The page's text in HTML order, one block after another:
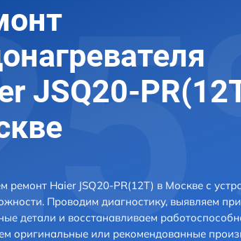
JSQ20-
ремонт Haier JSQ20-PR(12T) в Москве с
Проводим диагностику, выявляем
детали и восстанавливаем
оригинальные или рекомендованные